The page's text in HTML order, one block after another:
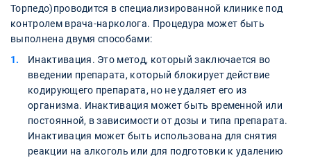
Торпедо)проводится в специализированной клинике под
контролем врача-нарколога. Процедура может быть
выполнена двумя способами:
Инактивация. Это метод, который заключается во
введении препарата, который блокирует действие
кодирующего препарата, но не удаляет его из
организма. Инактивация может быть временной или
постоянной, в зависимости от дозы и типа препарата.
Инактивация может быть использована для снятия
реакции на алкоголь или для подготовки к удалению